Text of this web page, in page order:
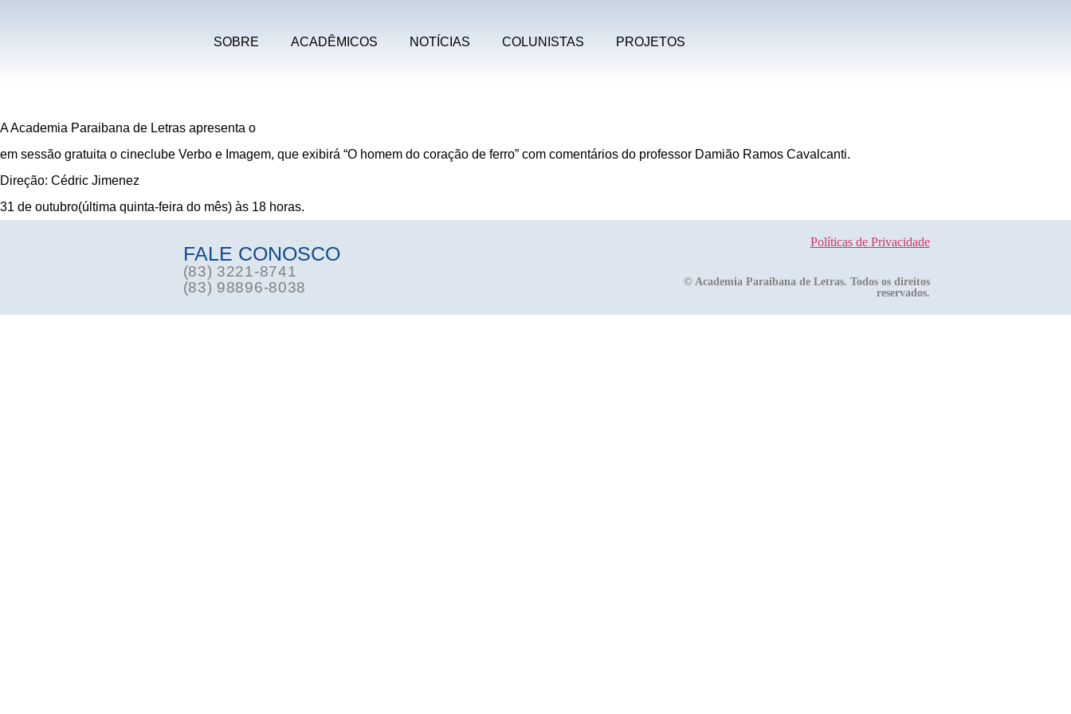
SOBRE ACADÊMICOS NOTÍCIAS COLUNISTAS PROJETOS
A Academia Paraibana de Letras apresenta o
em sessão gratuita o cineclube Verbo e Imagem, que exibirá “O homem do coração de ferro” com comentários do professor Damião Ramos Cavalcanti.
Direção: Cédric Jimenez
31 de outubro(última quinta-feira do mês) às 18 horas.
FALE CONOSCO
(83) 3221-8741
(83) 98896-8038
Políticas de Privacidade
© Academia Paraibana de Letras. Todos os direitos
reservados.